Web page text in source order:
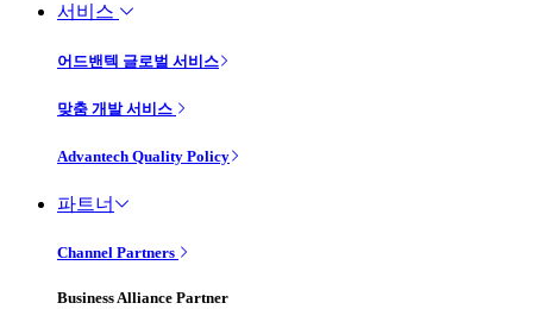
서비스
어드밴텍 글로벌 서비스
맞춤 개발 서비스
Advantech Quality Policy
파트너
Channel Partners
Business Alliance Partner